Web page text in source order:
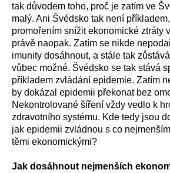
tak důvodem toho, proč je zatím ve
malý. Ani Švédsko tak není
promořením snížit ekonomické ztráty
právě naopak. Zatím se nikde
imunity dosáhnout, a stále tak
vůbec možné. Švédsko se tak stává
příkladem zvládání epidemie. Zatím
by dokázal epidemii překonat bez
Nekontrolované šíření vždy vedlo k
zdravotního systému. Kde tedy jsou
jak epidemii zvládnou s co
těmi ekonomickými?
Jak dosáhnout nejmenších